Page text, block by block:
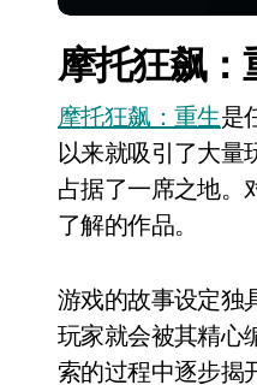
摩托狂飙
摩托狂飙：重生是
以来就吸引了大量
占据了一席之地。
了解的作品。
游戏的故事设定独
玩家就会被其精心
索的过程中逐步揭